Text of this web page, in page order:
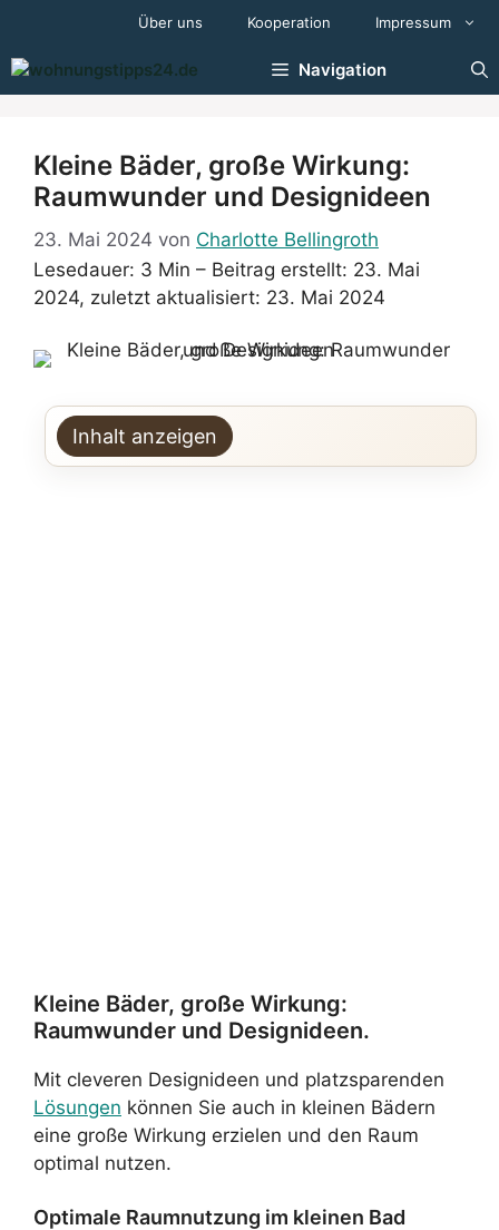
springen
Über uns Kooperation Impressum
Navigation
Kleine Bäder, große Wirkung:
Raumwunder und Designideen
23. Mai 2024 von Charlotte Bellingroth
Lesedauer: 3 Min – Beitrag erstellt: 23. Mai
2024, zuletzt aktualisiert: 23. Mai 2024
Inhalt anzeigen
Kleine Bäder, große Wirkung:
Raumwunder und Designideen.
Mit cleveren Designideen und platzsparenden
Lösungen können Sie auch in kleinen Bädern
eine große Wirkung erzielen und den Raum
optimal nutzen.
Optimale Raumnutzung im kleinen Bad